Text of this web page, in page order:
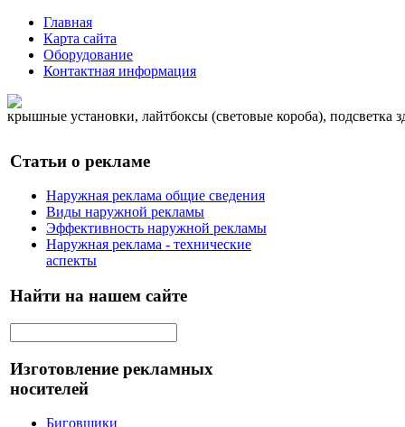
Главная
Карта сайта
Оборудование
Контактная информация
крышные установки, лайтбоксы (световые короба), подсветка
Статьи о рекламе
Наружная реклама общие сведения
Виды наружной рекламы
Эффективность наружной рекламы
Наружная реклама - технические
аспекты
Найти на нашем сайте
Изготовление рекламных
носителей
Биговщики